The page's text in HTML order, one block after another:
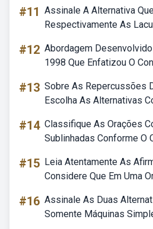
#11 Assinale A Alternativa
Respectivamente As
#12 Abordagem
1998 Que Enfatizou O
#13 Sobre As Repercussões
Escolha As Alternativas
#14 Classifique As Orações
Sublinhadas Conforme O
#15 Leia Atentamente As
Considere Que Em Uma
#16 Assinale As Duas
Somente Máquinas